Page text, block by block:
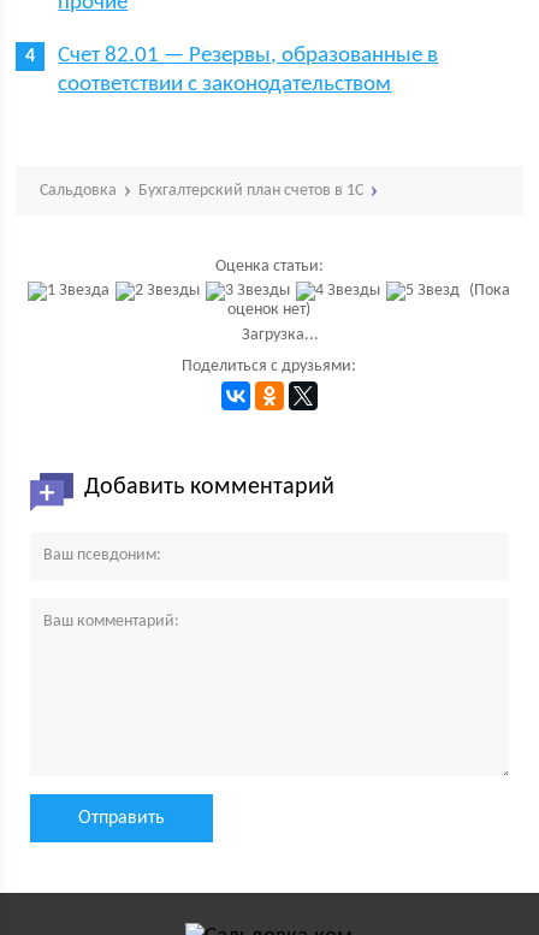
Счет 82.01 — Резервы, образованные в
соответствии с законодательством
Сальдовка Бухгалтерский план счетов в 1С
Оценка статьи:
(Пока
оценок нет)
Загрузка...
Поделиться с друзьями:
Добавить комментарий